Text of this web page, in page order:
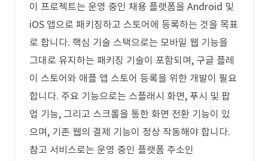
이 프로젝트는 운영 중인 채용 플랫폼을 Android 및
iOS 앱으로 패키징하고 스토어에 등록하는 것을 목표
로 합니다. 핵심 기술 스택으로는 모바일 웹 기능을
그대로 유지하는 패키징 기술이 포함되며, 구글 플레
이 스토어와 애플 앱 스토어 등록을 위한 개발이 필요
합니다. 주요 기능으로는 스플래시 화면, 푸시 및 팝
업 기능, 그리고 스크롤을 통한 화면 전환 기능이 있
으며, 기존 웹의 결제 기능이 정상 작동해야 합니다.
참고 서비스로는 운영 중인 플랫폼 주소인